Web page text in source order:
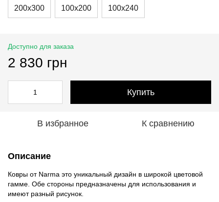
200x300 100x200 100x240
Доступно для заказа
2 830 грн
Купить
В избранное К сравнению
Описание
Ковры от Narma это уникальный дизайн в широкой цветовой
гамме. Обе стороны предназначены для использования и
имеют разный рисунок.